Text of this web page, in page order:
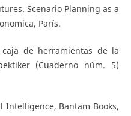
Scenario Planning as a
París.
de herramientas de la
(Cuaderno núm. 5)
Intelligence, Bantam Books,